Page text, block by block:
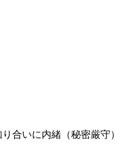
合いに内緒（秘密厳守）